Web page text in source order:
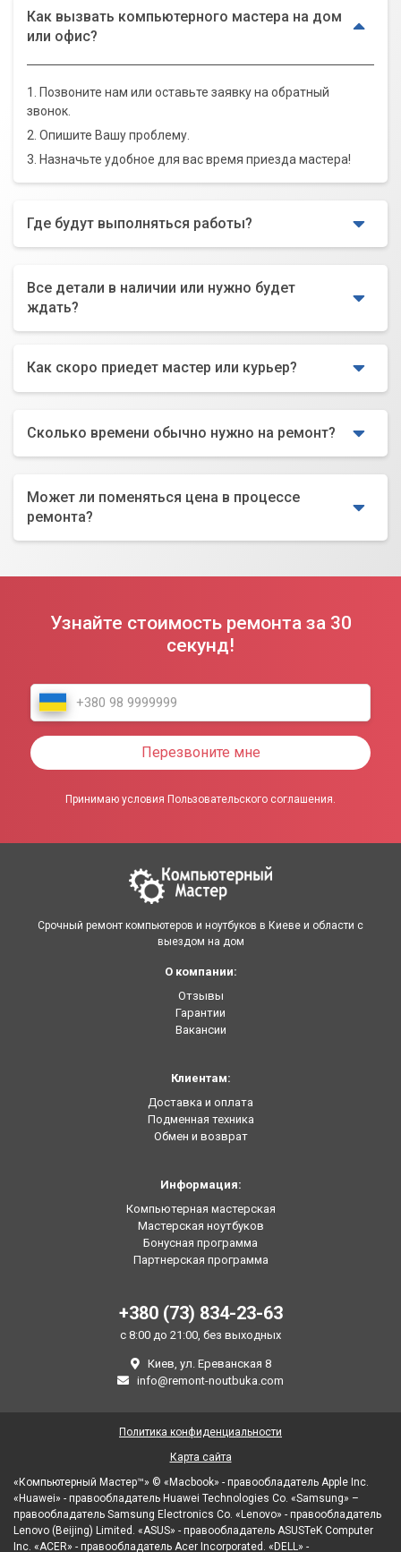
Как вызвать компьютерного мастера на дом
или офис?
1. Позвоните нам или оставьте заявку на обратный
звонок.
2. Опишите Вашу проблему.
3. Назначьте удобное для вас время приезда мастера!
Где будут выполняться работы?
Все детали в наличии или нужно будет
ждать?
Как скоро приедет мастер или курьер?
Сколько времени обычно нужно на ремонт?
Может ли поменяться цена в процессе
ремонта?
Узнайте стоимость ремонта за 30
секунд!
Перезвоните мне
Принимаю условия Пользовательского соглашения.
Срочный ремонт компьютеров и ноутбуков в Киеве и области с
выездом на дом
О компании:
Отзывы
Гарантии
Вакансии
Клиентам:
Доставка и оплата
Подменная техника
Обмен и возврат
Информация:
Компьютерная мастерская
Мастерская ноутбуков
Бонусная программа
Партнерская программа
+380 (73) 834-23-63
с 8:00 до 21:00, без выходных
Киев, ул. Ереванская 8
info@remont-noutbuka.com
«Компьютерный Мастер™» © «Macbook» - правообладатель Apple Inc.
«Huawei» - правообладатель Huawei Technologies Co. «Samsung» –
правообладатель Samsung Electronics Co. «Lenovo» - правообладатель
Lenovo (Beijing) Limited. «ASUS» - правообладатель ASUSTeK Computer
Inc. «ACER» - правообладатель Acer Incorporated. «DELL» -
Политика конфиденциальности
Карта сайта